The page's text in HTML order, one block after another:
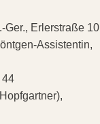
Erlerstraße 10
Assistentin,
44